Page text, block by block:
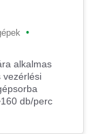
•
alkalmas
vezérlési
db/perc